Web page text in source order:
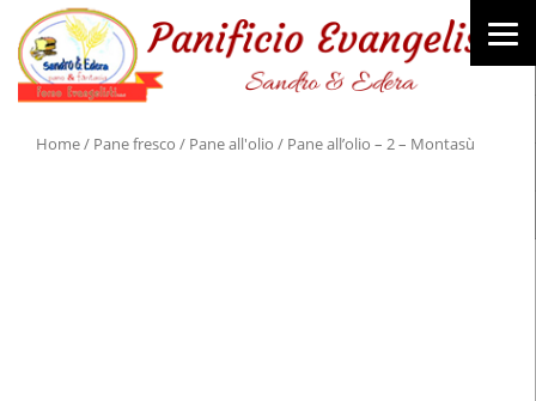
Home/ Pane fresco / Pane all'olio / Pane all’olio – 2 – Montasù